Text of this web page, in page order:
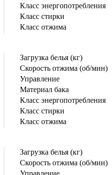
Класс энергопотребления
Класс стирки
Класс отжима
Загрузка белья (кг)
Скорость отжима (об/мин)
Управление
Материал бака
Класс энергопотребления
Класс стирки
Класс отжима
Загрузка белья (кг)
Скорость отжима (об/мин)
Управление